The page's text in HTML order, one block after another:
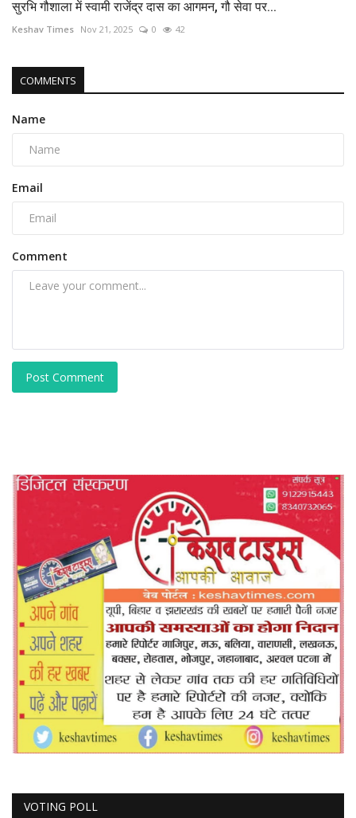
सुरभि गौशाला में स्वामी राजेंद्र दास का आगमन, गौ सेवा पर...
Keshav Times Nov 21, 2025 0 42
COMMENTS
Name
Email
Comment
Post Comment
VOTING POLL